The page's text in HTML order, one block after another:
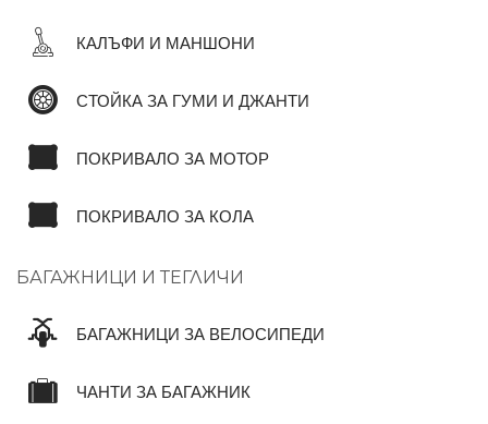
КАЛЪФИ И МАНШОНИ
СТОЙКА ЗА ГУМИ И ДЖАНТИ
ПОКРИВАЛО ЗА МОТОР
ПОКРИВАЛО ЗА КОЛА
БАГАЖНИЦИ И ТЕГЛИЧИ
БАГАЖНИЦИ ЗА ВЕЛОСИПЕДИ
ЧАНТИ ЗА БАГАЖНИК